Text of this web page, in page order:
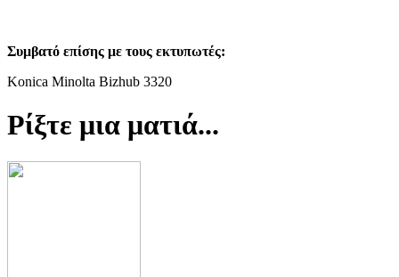
Συμβατό επίσης με τους εκτυπωτές:
Konica Minolta Bizhub 3320
Ρίξτε μια ματιά...